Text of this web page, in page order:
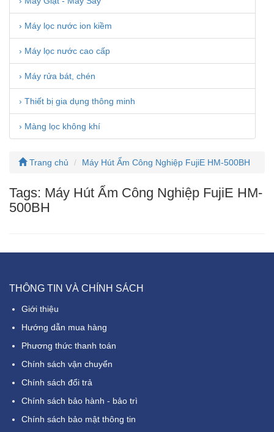
› Máy lọc nước ion kiềm
› Máy lọc nước cao cấp
› Máy rửa bát, chén
› Thiết bị gia dụng thông minh
› Màng lọc không khí
Trang chủ Máy Hút Ẩm Công Nghiệp FujiE HM-500BH
Tags: Máy Hút Ẩm Công Nghiệp FujiE HM-
500BH
THÔNG TIN VÀ CHÍNH SÁCH
Giới thiệu
Hướng dẫn mua hàng
Phương thức thanh toán
Chính sách vận chuyển
Chính sách đổi trả
Chính sách bảo hành - bảo trì
Chính sách bảo mật thông tin